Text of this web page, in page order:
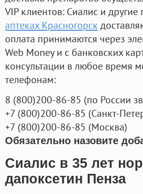
VIP клиентов: Сиалис и
аптеках Красногорск
оплата принимаются через
Web Money и с банковских
консультации в любое время
телефонам:
8 (800)200-86-85 (по России
+7 (800)200-86-85 (Санкт-
+7 (800)200-86-85 (Москва)
Обязательно назовите
Сиалис в 35 лет
дапоксетин Пенза